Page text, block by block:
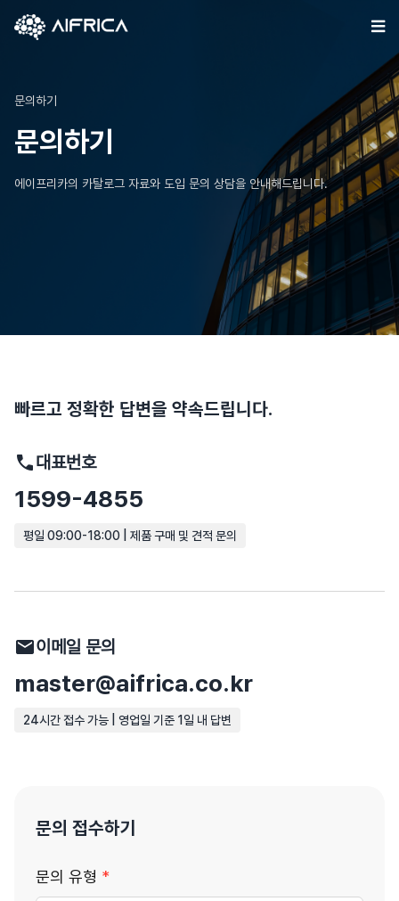
Skip
문의하기
문의하기
에이프리카의 카탈로그 자료와 도입 문의 상담을 안내해드립니다.
빠르고 정확한 답변을 약속드립니다.
대표번호
1599-4855
평일 09:00-18:00 | 제품 구매 및 견적 문의
이메일 문의
master@aifrica.co.kr
24시간 접수 가능 | 영업일 기준 1일 내 답변
문의 접수하기
문의 유형 *